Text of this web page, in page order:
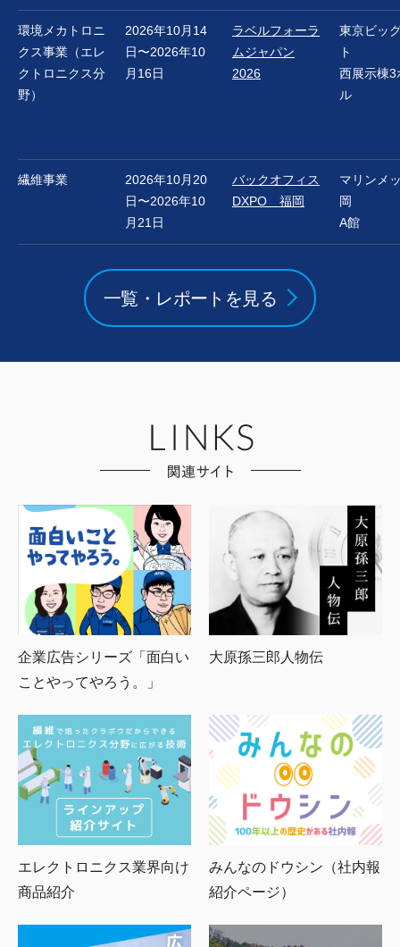
環境メカトロニ
クス事業（エレ
クトロニクス分
野）
2026年10月14
日〜2026年10
月16日
ラベルフォーラ
ムジャパン
2026
東京ビッ
ト
西展示棟3
ル
繊維事業
2026年10月20
日〜2026年10
月21日
バックオフィス
DXPO 福岡
マリンメ
岡
A館
一覧・レポートを見る
企業広告シリーズ「面白い
ことやってやろう。」
大原孫三郎人物伝
エレクトロニクス業界向け
商品紹介
みんなのドウシン（社内報
紹介ページ）